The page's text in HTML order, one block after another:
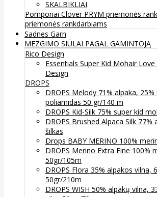
SKALBIKLIAI
Pomponai Clover PRYM priemonės
priemonės rankdarbiams
Sadnes Garn
MEZGIMO SIŪLAI PAGAL GAMINTOJĄ
Rico Design
Essentials Super Kid Mohair Love
Design
DROPS
DROPS Melody 71% alpaka,
poliamidas 50 gr/140 m
DROPS Kid-Silk 75% super kid
DROPS Brushed Alpaca Silk 77%
šilkas
Drops BABY MERINO 100%
DROPS Merino Extra Fine 100%
50gr/105m
DROPS Flora 35% alpakos vilna,
50gr/210m
DROPS WISH 50% alpakų vilna,